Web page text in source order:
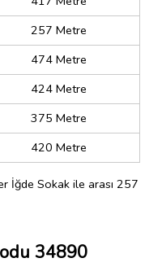
257 Metre
474 Metre
424 Metre
375 Metre
420 Metre
İğde Sokak ile arası 257
34890